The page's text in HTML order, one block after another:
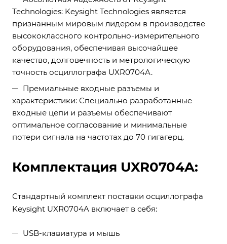
Technologies: Keysight Technologies является
признанным мировым лидером в производстве
высококлассного контрольно-измерительного
оборудования, обеспечивая высочайшее
качество, долговечность и метрологическую
точность осциллографа UXR0704A.
Премиальные входные разъемы и
характеристики: Специально разработанные
входные цепи и разъемы обеспечивают
оптимальное согласование и минимальные
потери сигнала на частотах до 70 гигагерц.
Комплектация UXR0704A:
Стандартный комплект поставки осциллографа
Keysight UXR0704A включает в себя:
USB-клавиатура и мышь